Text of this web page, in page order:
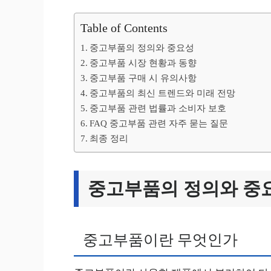
Table of Contents
중고부품의 정의와 중요성
중고부품 시장 현황과 동향
중고부품 구매 시 유의사항
중고부품의 최신 트렌드와 미래 전망
중고부품 관련 법률과 소비자 보호
FAQ 중고부품 관련 자주 묻는 질문
최종 정리
중고부품의 정의와 중
중고부품이란 무엇인가